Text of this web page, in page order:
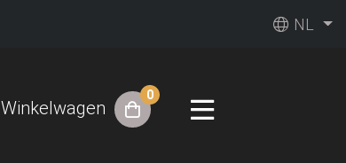
NL
Winkelwagen
0